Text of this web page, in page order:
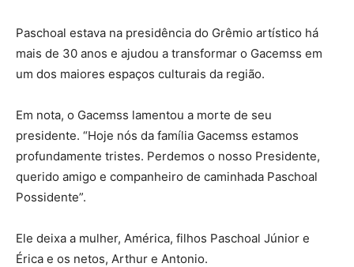
Paschoal estava na presidência do Grêmio artístico há
mais de 30 anos e ajudou a transformar o Gacemss em
um dos maiores espaços culturais da região.
Em nota, o Gacemss lamentou a morte de seu
presidente. “Hoje nós da família Gacemss estamos
profundamente tristes. Perdemos o nosso Presidente,
querido amigo e companheiro de caminhada Paschoal
Possidente”.
Ele deixa a mulher, América, filhos Paschoal Júnior e
Érica e os netos, Arthur e Antonio.